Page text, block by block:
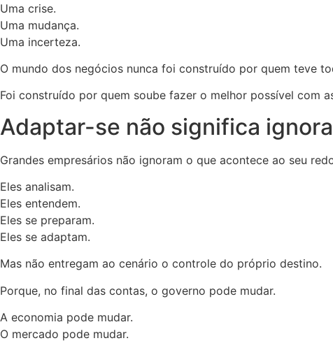
Uma crise.
Uma mudança.
Uma incerteza.
O mundo dos negócios nunca foi construído por quem teve
Foi construído por quem soube fazer o melhor possível com
Adaptar-se não significa
Grandes empresários não ignoram o que acontece ao seu
Eles analisam.
Eles entendem.
Eles se preparam.
Eles se adaptam.
Mas não entregam ao cenário o controle do próprio destino.
Porque, no final das contas, o governo pode mudar.
A economia pode mudar.
O mercado pode mudar.